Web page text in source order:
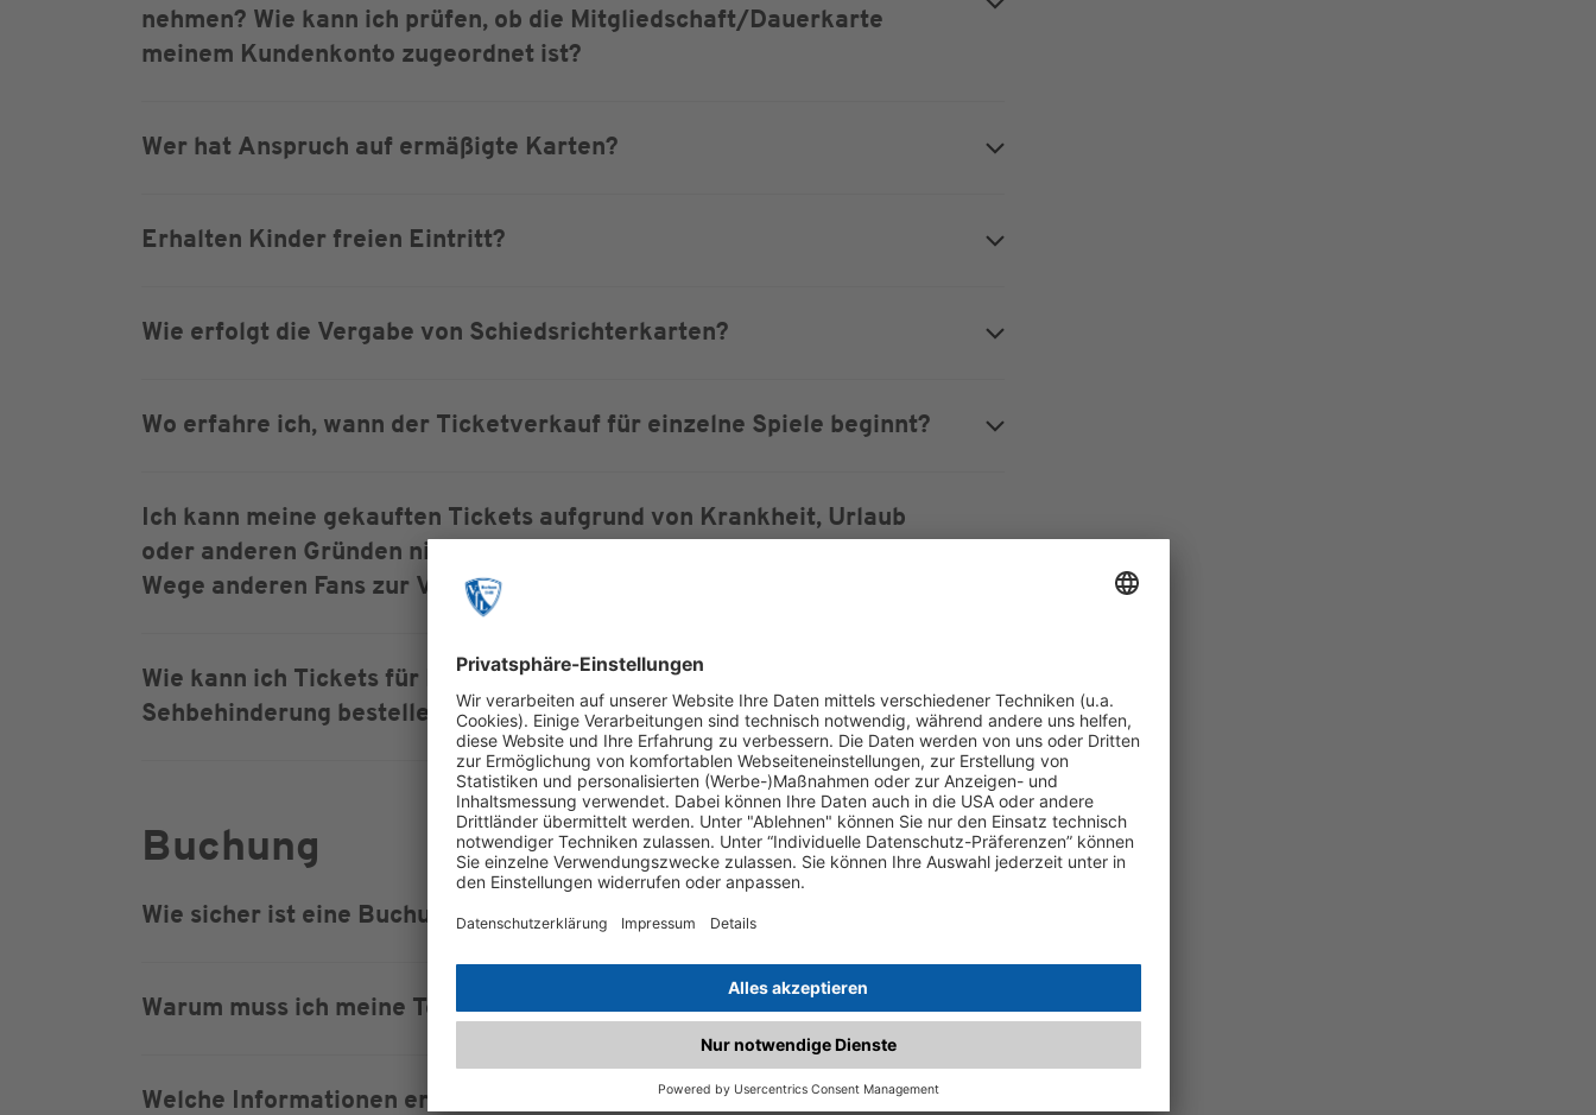
nehmen? Wie kann ich prüfen, ob die Mitgliedschaft/Dauerkarte
meinem Kundenkonto zugeordnet ist?
Wer hat Anspruch auf ermäßigte Karten?
Erhalten Kinder freien Eintritt?
Wie erfolgt die Vergabe von Schiedsrichterkarten?
Wo erfahre ich, wann der Ticketverkauf für einzelne Spiele beginnt?
Ich kann meine gekauften Tickets aufgrund von Krankheit, Urlaub
oder anderen Gründen nicht nutzen. Wie kann ich diese auf legalem
Wege anderen Fans zur Verfügung stellen?
Wie kann ich Tickets für Rollstuhlfahrer und/oder Menschen mit
Sehbehinderung bestellen?
Buchung
Wie sicher ist eine Buchung über den Ticketonlineshop?
Warum muss ich meine Telefonnummer angeben?
Welche Informationen erhalte ich im Warenkorb?